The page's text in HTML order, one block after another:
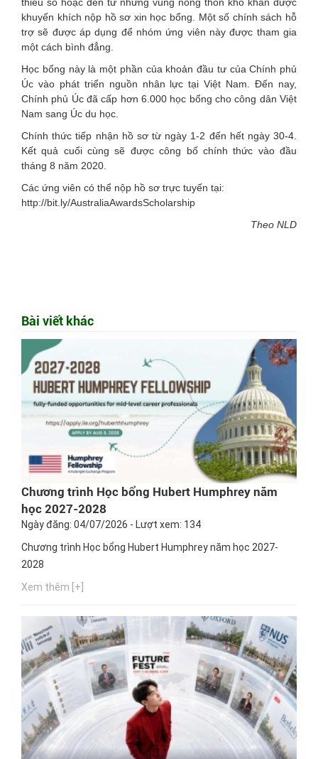
khuyến khích nộp hồ sơ xin học bổng. Một số chính sách hỗ
trợ sẽ được áp dụng để nhóm ứng viên này được tham gia
một cách bình đẳng.
Học bổng này là một phần của khoản đầu tư của Chính phủ
Úc vào phát triển nguồn nhân lực tại Việt Nam. Đến nay,
Chính phủ Úc đã cấp hơn 6.000 học bổng cho công dân Việt
Nam sang Úc du học.
Chính thức tiếp nhận hồ sơ từ ngày 1-2 đến hết ngày 30-4.
Kết quả cuối cùng sẽ được công bố chính thức vào đầu
tháng 8 năm 2020.
Các ứng viên có thể nộp hồ sơ trực tuyến tại:
http://bit.ly/AustraliaAwardsScholarship
Theo NLD
Bài viết khác
Chương trình Học bổng Hubert Humphrey năm
học 2027-2028
Ngày đăng: 04/07/2026 - Lượt xem: 134
Chương trình Học bổng Hubert Humphrey năm học 2027-
2028
Xem thêm [+]